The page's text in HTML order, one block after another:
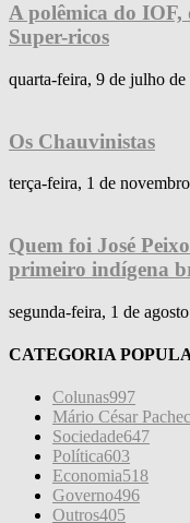
A polêmica do IOF,
Super-ricos
quarta-feira, 9 de julho de
Os Chauvinistas
terça-feira, 1 de
Quem foi José
primeiro indígena
segunda-feira, 1 de
CATEGORIA
Colunas997
Mário César
Sociedade647
Política603
Economia518
Governo496
Outros405